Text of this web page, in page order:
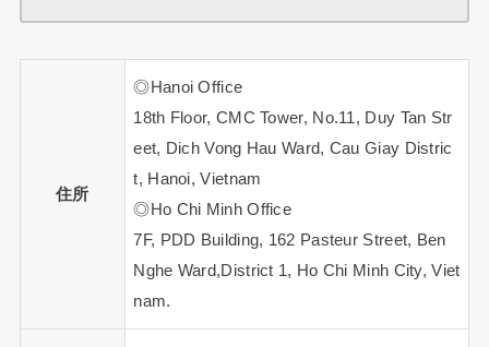
住所
◎Hanoi Office
18th Floor, CMC Tower, No.11, Duy Tan Str
eet, Dich Vong Hau Ward, Cau Giay Distric
t, Hanoi, Vietnam
◎Ho Chi Minh Office
7F, PDD Building, 162 Pasteur Street, Ben
Nghe Ward,District 1, Ho Chi Minh City, Viet
nam.